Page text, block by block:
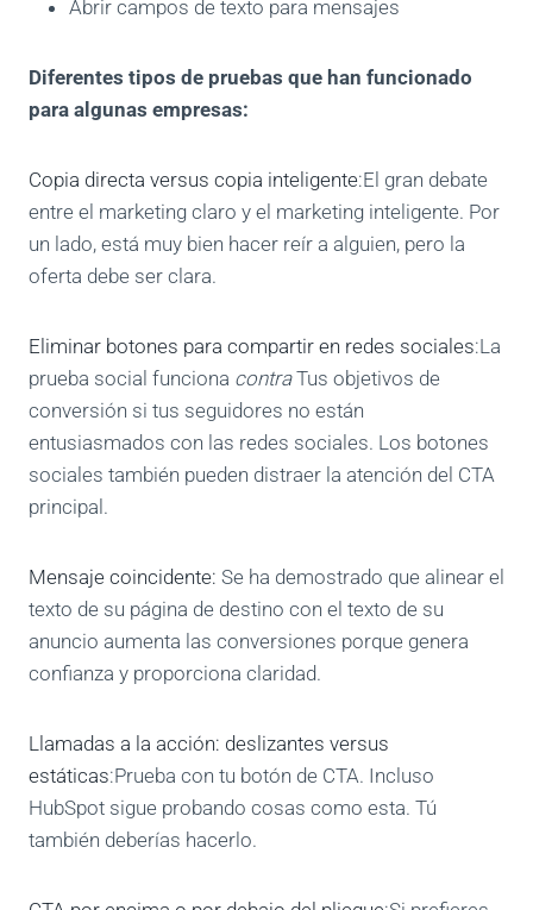
Abrir campos de texto para mensajes
Diferentes tipos de pruebas que han funcionado
para algunas empresas:
Copia directa versus copia inteligente:El gran debate
entre el marketing claro y el marketing inteligente. Por
un lado, está muy bien hacer reír a alguien, pero la
oferta debe ser clara.
Eliminar botones para compartir en redes sociales:La
prueba social funciona contraTus objetivos de
conversión si tus seguidores no están
entusiasmados con las redes sociales. Los botones
sociales también pueden distraer la atención del CTA
principal.
Mensaje coincidente: Se ha demostrado que alinear el
texto de su página de destino con el texto de su
anuncio aumenta las conversiones porque genera
confianza y proporciona claridad.
Llamadas a la acción: deslizantes versus
estáticas:Prueba con tu botón de CTA. Incluso
HubSpot sigue probando cosas como esta. Tú
también deberías hacerlo.